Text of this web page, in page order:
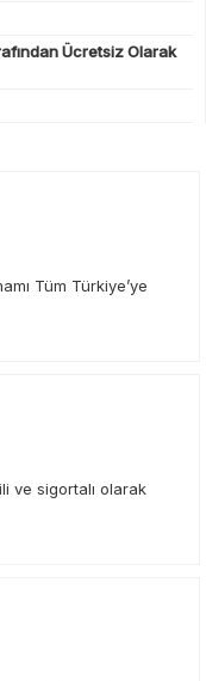
Ücretsiz Olarak
Tüm Türkiye’ye
ve sigortalı olarak